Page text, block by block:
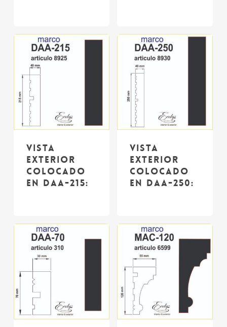
Vista
exterior
colocado
en DAA-215:
Vista
exterior
colocado
en DAA-250: